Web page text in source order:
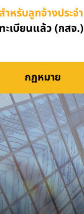
หรับลูกจ้างประจำ
ะเบียนแล้ว (กสจ.)
กฏหมาย